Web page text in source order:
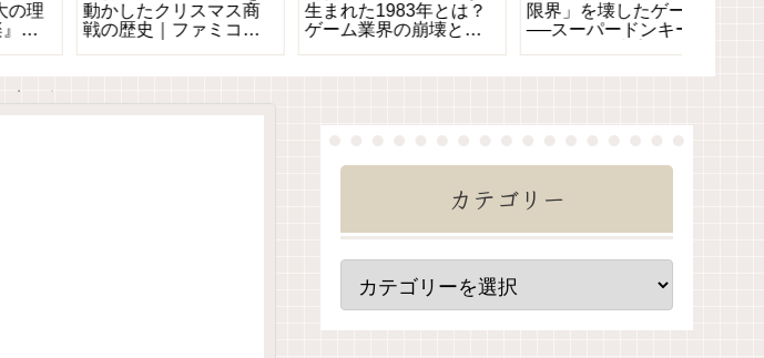
とは？｜特徴と歴史を
完全解説
世界一のゲーム会社に
なれたのか？歴史・創
ミコン完全ガイド｜特
徴・歴史・名作ゲーム
カテゴリー